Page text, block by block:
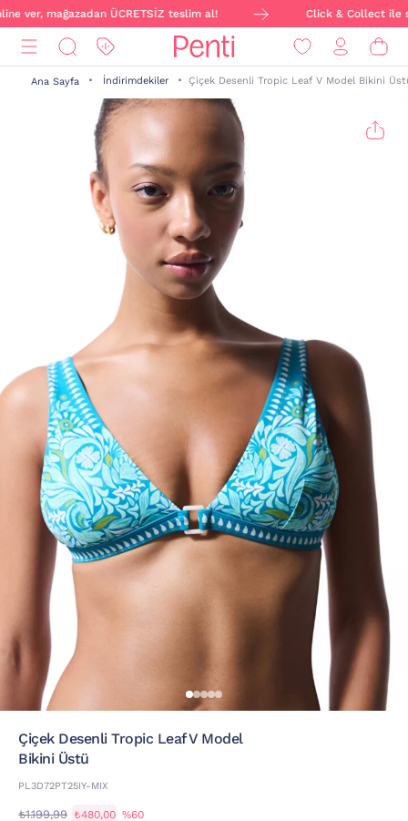
ver, mağazadan ÜCRETSİZ teslim al! Click & Collect ile
Ana Sayfa İndirimdekiler Çiçek Desenli Tropic Leaf V Model Bikini
Çiçek Desenli Tropic Leaf V Model
Bikini Üstü
PL3D72PT25IY-MIX
₺1.199,99 ₺480,00 %60